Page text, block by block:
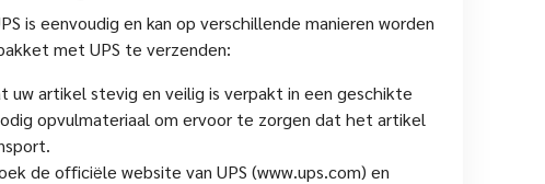
is eenvoudig en kan op verschillende manieren worden
met UPS te verzenden:
uw artikel stevig en veilig is verpakt in een geschikte
opvulmateriaal om ervoor te zorgen dat het artikel
de officiële website van UPS (www.ups.com) en